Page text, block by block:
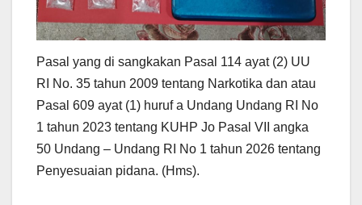
Pasal yang di sangkakan Pasal 114 ayat (2) UU
RI No. 35 tahun 2009 tentang Narkotika dan atau
Pasal 609 ayat (1) huruf a Undang Undang RI No
1 tahun 2023 tentang KUHP Jo Pasal VII angka
50 Undang – Undang RI No 1 tahun 2026 tentang
Penyesuaian pidana. (Hms).